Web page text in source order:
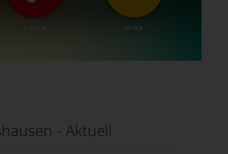
KULTUR MUSIK
- Aktuell